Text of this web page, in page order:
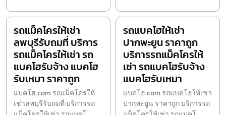
รถแม็คโครให้เช่า
ลพบุรีรับถมที่ บริการ
รถแม็คโครให้เช่า รถ
แบคโฮรับจ้าง แบคโฮ
รับเหมา ราคาถูก
แบคโฮ.com รถแม็คโครให้
เช่าลพบุรีรับถมที่ บริการรถ
รถแบคโฮให้เช่า
ปากพะยูน ราคาถูก
บริการรถแม็คโครให้
เช่า รถแบคโฮรับจ้าง
แบคโฮรับเหมา
แบคโฮ.com รถแบคโฮให้เช่า
ปากพะยูน ราคาถูก บริการรถ